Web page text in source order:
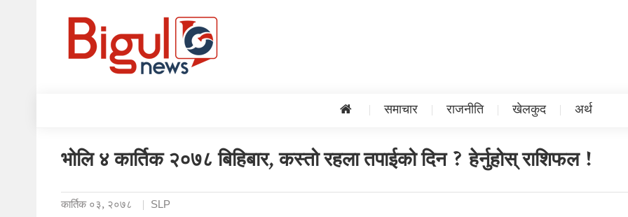
समाचार राजनीति खेलकुद अर्थ
भोलि ४ कार्तिक २०७८ बिहिबार, कस्तो रहला तपाईको दिन ? हेर्नुहोस् राशिफल !
कार्तिक ०३, २०७८ SLP